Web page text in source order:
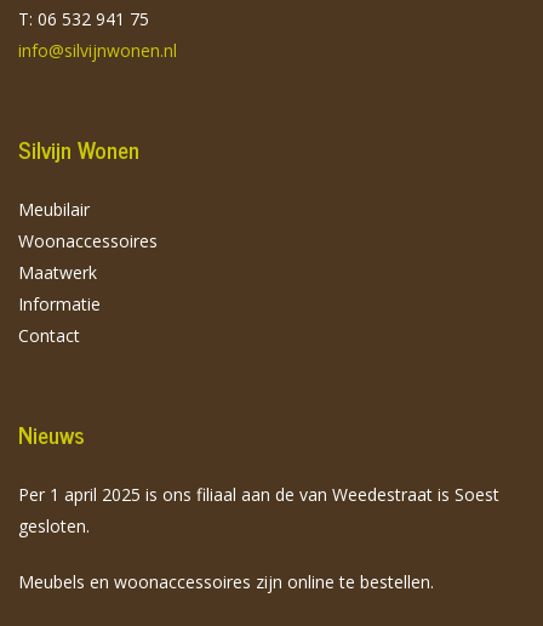
T: 06 532 941 75
info@silvijnwonen.nl
Silvijn Wonen
Meubilair
Woonaccessoires
Maatwerk
Informatie
Contact
Nieuws
Per 1 april 2025 is ons filiaal aan de van Weedestraat is Soest
gesloten.
Meubels en woonaccessoires zijn online te bestellen.